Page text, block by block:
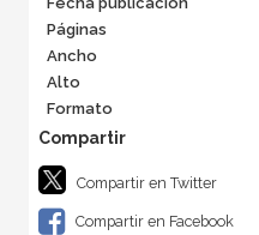
Páginas
Ancho
Alto
Formato
Compartir en Twitter
Compartir en Facebook